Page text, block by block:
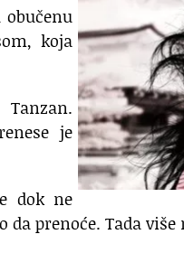
koja
je
dok ne
prenoće. Tada